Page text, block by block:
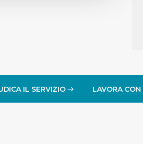
IL SERVIZIO LAVORA CON